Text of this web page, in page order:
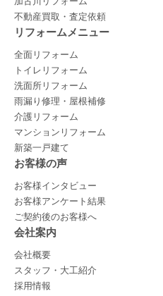
不動産買取・査定依頼
リフォームメニュー
全面リフォーム
トイレリフォーム
洗面所リフォーム
雨漏り修理・屋根補修
介護リフォーム
マンションリフォーム
新築一戸建て
お客様の声
お客様インタビュー
お客様アンケート結果
ご契約後のお客様へ
会社案内
会社概要
スタッフ・大工紹介
採用情報